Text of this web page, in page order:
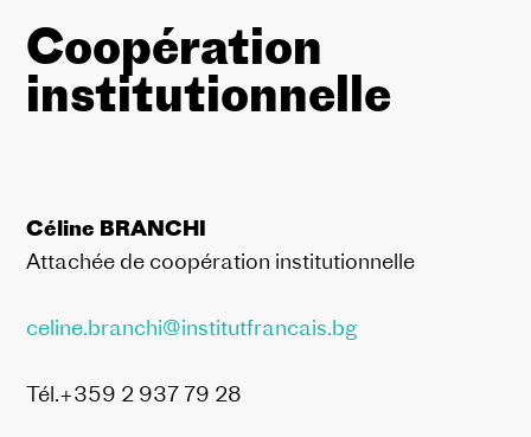
Coopération
institutionnelle
Céline BRANCHI
Attachée de coopération institutionnelle
celine.branchi@institutfrancais.bg
Tél.+359 2 937 79 28